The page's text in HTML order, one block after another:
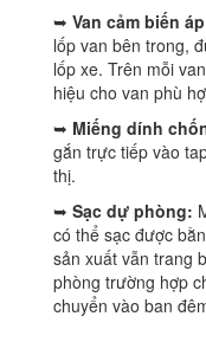
➥ Van cảm biến
lốp van bên trong,
lốp xe. Trên mỗi
hiệu cho van phù
➥ Miếng dính
gắn trực tiếp vào
thị.
➥ Sạc dự phòng:
có thể sạc được
sản xuất vẫn trang
phòng trường hợp
chuyển vào ban